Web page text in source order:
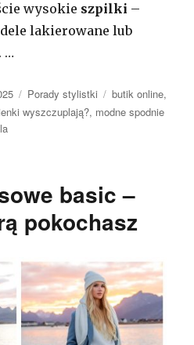
wysokie szpilki –
lakierowane lub
…
Kategorie
Porady stylistki Tagi
butik online,
wyszczuplają?, modne spodnie
basic –
pokochasz